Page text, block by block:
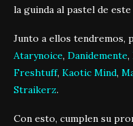
la guinda al pastel de este
Junto a ellos tendremos,
Atarynoice, Danidemente,
Freshtuff, Kaotic Mind,
Straikerz.
Con esto, cumplen su